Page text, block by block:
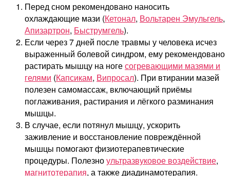
Перед сном рекомендовано наносить
охлаждающие мази (Кетонал, Вольтарен Эмульгель,
Апизартрон, Быструмгель).
Если через 7 дней после травмы у человека исчез
выраженный болевой синдром, ему рекомендовано
растирать мышцу на ногесогревающими мазями и
гелями (Капсикам, Випросал). При втирании мазей
полезен самомассаж, включающий приёмы
поглаживания, растирания и лёгкого разминания
мышцы.
В случае, если потянул мышцу, ускорить
заживление и восстановление повреждённой
мышцы помогают физиотерапевтические
процедуры. Полезноультразвуковое воздействие,
магнитотерапия, а также диадинамотерапия.